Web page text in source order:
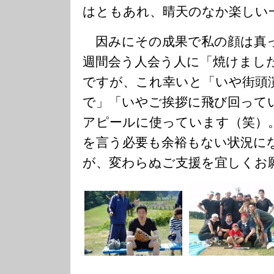
はともあれ、晴天のなか楽し
因みにその成果で私の顔は真
週間会う人会う人に「焼けまし
ですが、これ幸いと「いや街頭
で」「いやご挨拶に飛び回って
アピールに使っています（笑
を言う必要も余裕もない状況に
が、変わらぬご支援を宜しくお